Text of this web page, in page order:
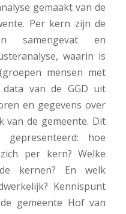
gemaakt van de
Per kern zijn de
samengevat en
waarin is
mensen met
van de GGD uit
en gegevens over
van de gemeente. Dit
hoe
per kern? Welke
kernen? En welk
Kennispunt
gemeente Hof van